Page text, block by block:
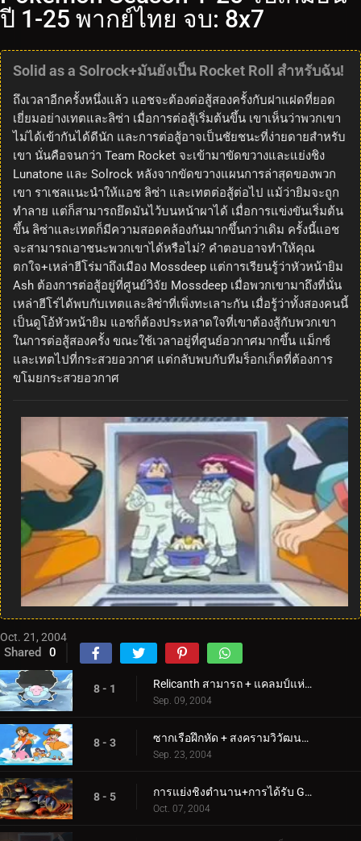
ปี 1-25 พากย์ไทย จบ: 8x7
Solid as a Solrock+มันยังเป็น Rocket Roll สำหรับฉัน!
ถึงเวลาอีกครั้งหนึ่งแล้ว แอชจะต้องต่อสู้สองครั้งกับฝาแฝดที่ยอด
เยี่ยมอย่างเทตและลิซ่า เมื่อการต่อสู้เริ่มต้นขึ้น เขาเห็นว่าพวกเขา
ไม่ได้เข้ากันได้ดีนัก และการต่อสู้อาจเป็นชัยชนะที่ง่ายดายสำหรับ
เขา นั่นคือจนกว่า Team Rocket จะเข้ามาขัดขวางและแย่งชิง
Lunatone และ Solrock หลังจากขัดขวางแผนการล่าสุดของพวก
เขา ราเชลแนะนำให้แอช ลิซ่า และเทตต่อสู้ต่อไป แม้ว่ายิมจะถูก
ทำลาย แต่ก็สามารถยึดมันไว้บนหน้าผาได้ เมื่อการแข่งขันเริ่มต้น
ขึ้น ลิซ่าและเทตก็มีความสอดคล้องกันมากขึ้นกว่าเดิม ครั้งนี้แอช
จะสามารถเอาชนะพวกเขาได้หรือไม่? คำตอบอาจทำให้คุณ
ตกใจ+เหล่าฮีโร่มาถึงเมือง Mossdeep แต่การเรียนรู้ว่าหัวหน้ายิม
Ash ต้องการต่อสู้อยู่ที่ศูนย์วิจัย Mossdeep เมื่อพวกเขามาถึงที่นั่น
เหล่าฮีโร่ได้พบกับเทตและลิซ่าที่เพิ่งทะเลาะกัน เมื่อรู้ว่าทั้งสองคนนี้
เป็นดูโอ้หัวหน้ายิม แอชก็ต้องประหลาดใจที่เขาต้องสู้กับพวกเขา
ในการต่อสู้สองครั้ง ขณะใช้เวลาอยู่ที่ศูนย์อวกาศมากขึ้น แม็กซ์
และเทตไปที่กระสวยอวกาศ แต่กลับพบกับทีมร็อกเก็ตที่ต้องการ
ขโมยกระสวยอวกาศ
Oct. 21, 2004
Shared 0
8 - 1 Relicanth สามารถ + แคลมป์แห่งปัญญาได้จริงๆ
Sep. 09, 2004
8 - 3 ซากเรือฝึกหัด + สงครามวิวัฒนาการ
Sep. 23, 2004
8 - 5 การแย่งชิงตำนาน+การได้รับ Groudon
Oct. 07, 2004